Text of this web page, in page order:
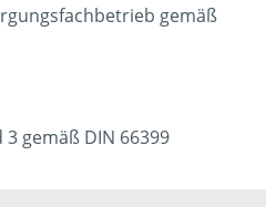
gemäß
gemäß DIN 66399